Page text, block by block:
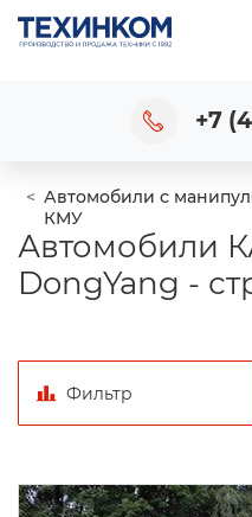
+7
Автомобили с
КМУ
Автомобили
DongYang -
Фильтр